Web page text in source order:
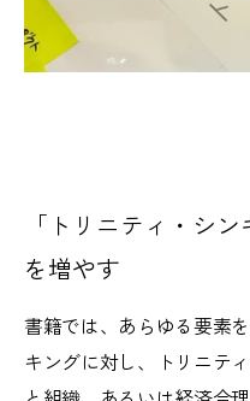
「トリニティ・シ
を増やす
書籍では、あらゆる要素
キングに対し、トリニテ